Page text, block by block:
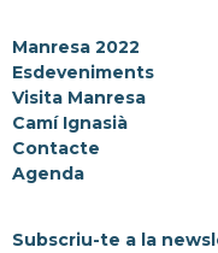
Manresa 2022
Esdeveniments
Visita Manresa
Camí Ignasià
Contacte
Agenda
Subscriu-te a la